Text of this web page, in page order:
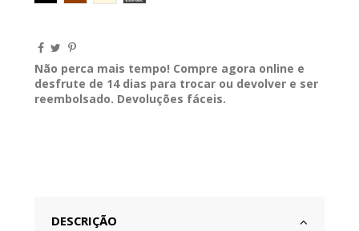
Não perca mais tempo! Compre agora online e
desfrute de 14 dias para trocar ou devolver e ser
reembolsado. Devoluções fáceis.
DESCRIÇÃO